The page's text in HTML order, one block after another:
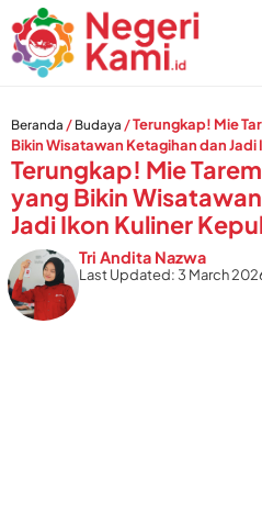
Beranda / Budaya /Terungkap! Mie
Bikin Wisatawan Ketagihan dan Jadi
Terungkap! Mie
yang Bikin
Jadi Ikon Kuliner
Tri Andita Nazwa
Last Updated: 3 March